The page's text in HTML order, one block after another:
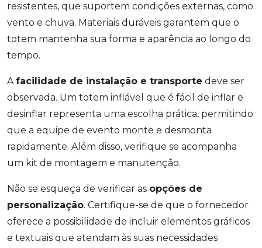
resistentes, que suportem condições externas, como
vento e chuva. Materiais duráveis garantem que o
totem mantenha sua forma e aparência ao longo do
tempo.
Afacilidade de instalação e transporte deve ser
observada. Um totem inflável que é fácil de inflar e
desinflar representa uma escolha prática, permitindo
que a equipe de evento monte e desmonta
rapidamente. Além disso, verifique se acompanha
um kit de montagem e manutenção.
Não se esqueça de verificar as opções de
personalização. Certifique-se de que o fornecedor
oferece a possibilidade de incluir elementos gráficos
e textuais que atendam às suas necessidades